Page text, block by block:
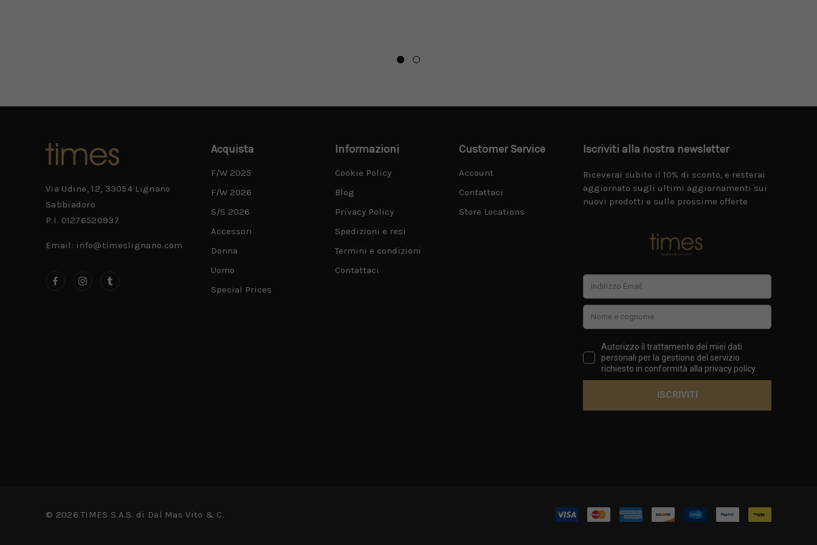
Via Udine, 12, 33054 Lignano
Sabbiadoro
P.I. 01276520937
Email: info@timeslignano.com
Acquista
F/W 2025
F/W 2026
S/S 2026
Accessori
Donna
Uomo
Special Prices
Informazioni
Cookie Policy
Blog
Privacy Policy
Spedizioni e resi
Termini e condizioni
Contattaci
Customer Service
Account
Contattaci
Store Locations
Iscriviti alla nostra newsletter
Riceverai subito il 10% di sconto, e resterai
aggiornato sugli ultimi aggiornamenti sui
nuovi prodotti e sulle prossime offerte
© 2026 TIMES S.A.S. di Dal Mas Vito & C.